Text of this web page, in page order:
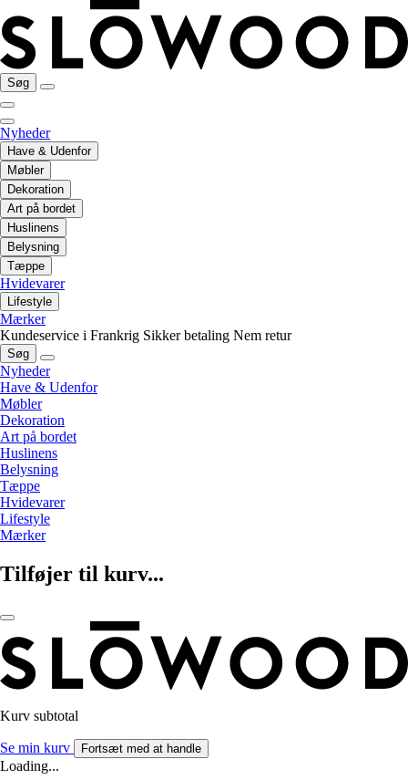
Søg
Nyheder
Have & Udenfor
Møbler
Dekoration
Art på bordet
Huslinens
Belysning
Tæppe
Hvidevarer
Lifestyle
Mærker
Kundeservice i Frankrig Sikker betaling Nem retur
Søg
Nyheder
Have & Udenfor
Møbler
Dekoration
Art på bordet
Huslinens
Belysning
Tæppe
Hvidevarer
Lifestyle
Mærker
Tilføjer til kurv...
Kurv subtotal
Se min kurv Fortsæt med at handle
Loading...